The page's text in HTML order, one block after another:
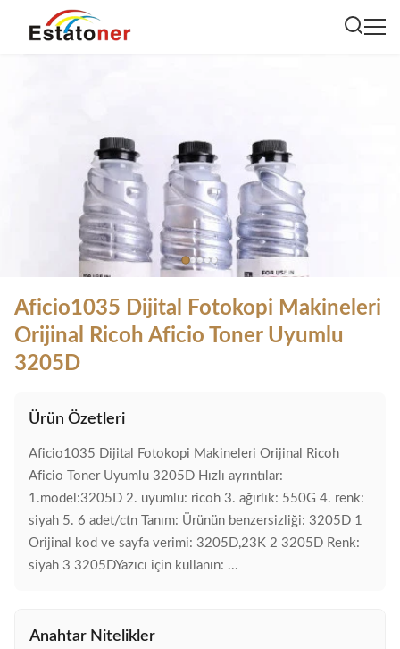
Aficio1035 Dijital Fotokopi Makineleri
Orijinal Ricoh Aficio Toner Uyumlu
3205D
Ürün Özetleri
Aficio1035 Dijital Fotokopi Makineleri Orijinal Ricoh
Aficio Toner Uyumlu 3205D Hızlı ayrıntılar:
1.model:3205D 2. uyumlu: ricoh 3. ağırlık: 550G 4. renk:
siyah 5. 6 adet/ctn Tanım: Ürünün benzersizliği: 3205D 1
Orijinal kod ve sayfa verimi: 3205D,23K 2 3205D Renk:
siyah 3 3205DYazıcı için kullanın: ...
Anahtar Nitelikler